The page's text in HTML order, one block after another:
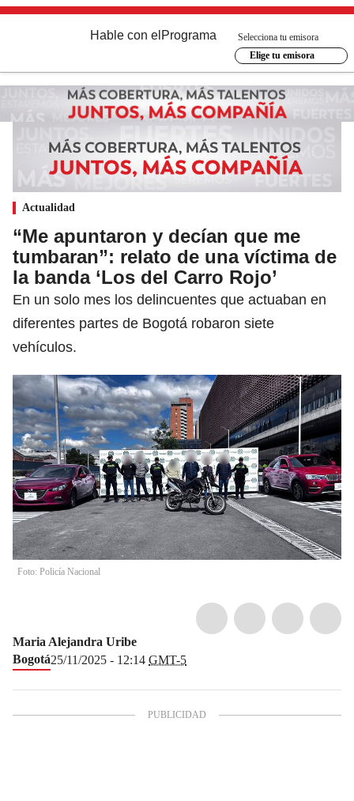
Hable con el Programa
Selecciona tu emisora
Elige tu emisora
Actualidad
“Me apuntaron y decían que me
tumbaran”: relato de una víctima de
la banda ‘Los del Carro Rojo’
En un solo mes los delincuentes que actuaban en
diferentes partes de Bogotá robaron siete
vehículos.
Foto: Policía Nacional
Maria Alejandra Uribe
Bogotá25/11/2025 - 12:14 GMT-5